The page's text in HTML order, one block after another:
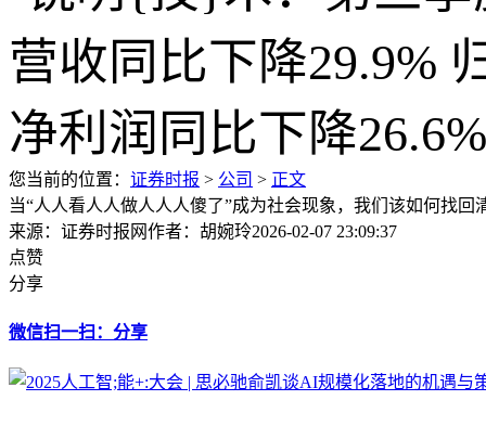
您当前的位置： 证券时报 > 公司 > 正文
当“人人看人人做人人人傻了”成为社会现象，我们该如何找回
来源：证券时报网作者：胡婉玲2026-02-07 23:09:37
点赞
分享
微信扫一扫：分享